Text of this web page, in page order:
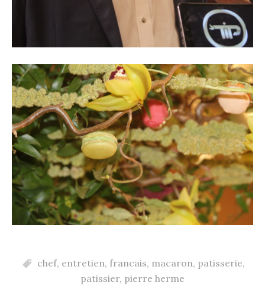
chef, entretien, francais, macaron, patisserie,
patissier, pierre herme